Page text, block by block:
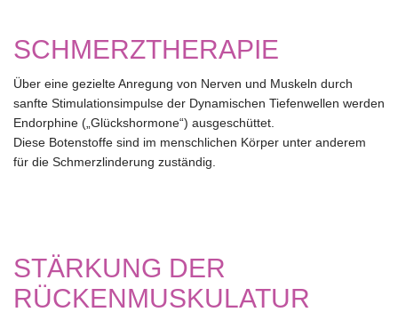
SCHMERZTHERAPIE
Über eine gezielte Anregung von Nerven und Muskeln durch
sanfte Stimulationsimpulse der Dynamischen Tiefenwellen werden
Endorphine („Glückshormone“) ausgeschüttet.
Diese Botenstoffe sind im menschlichen Körper unter anderem
für die Schmerzlinderung zuständig.
STÄRKUNG DER
RÜCKENMUSKULATUR